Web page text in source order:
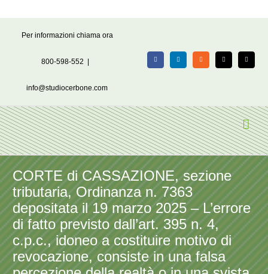
Per informazioni chiama ora
800-598-552
info@studiocerbone.com
FacebookLinkedIn Rss X Email
CORTE di CASSAZIONE, sezione
tributaria, Ordinanza n. 7363
depositata il 19 marzo 2025 – L’errore
di fatto previsto dall’art. 395 n. 4,
c.p.c., idoneo a costituire motivo di
revocazione, consiste in una falsa